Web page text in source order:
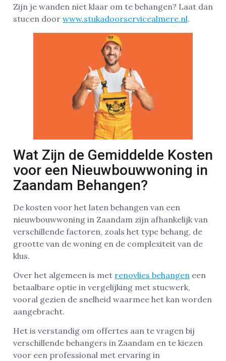
Zijn je wanden niet klaar om te behangen? Laat dan
stucen door www.stukadoorservicealmere.nl.
Wat Zijn de Gemiddelde Kosten
voor een Nieuwbouwwoning in
Zaandam Behangen?
De kosten voor het laten behangen van een
nieuwbouwwoning in Zaandam zijn afhankelijk van
verschillende factoren, zoals het type behang, de
grootte van de woning en de complexiteit van de
klus.
Over het algemeen is met renovlies behangen een
betaalbare optie in vergelijking met stucwerk,
vooral gezien de snelheid waarmee het kan worden
aangebracht.
Het is verstandig om offertes aan te vragen bij
verschillende behangers in Zaandam en te kiezen
voor een professional met ervaring in